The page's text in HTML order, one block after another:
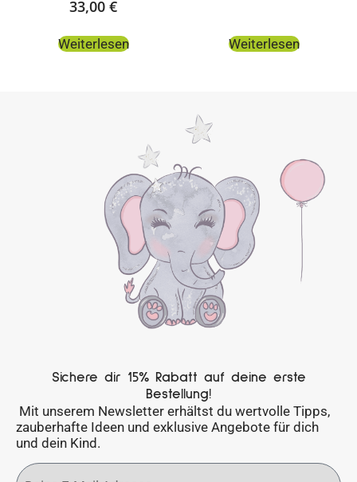
33,00 €
Weiterlesen Weiterlesen
Sichere dir 15% Rabatt auf deine erste
Bestellung!
Mit unserem Newsletter erhältst du wertvolle Tipps,
zauberhafte Ideen und exklusive Angebote für dich
und dein Kind.